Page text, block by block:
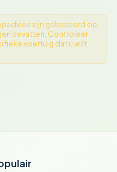
zijn gebaseerd op
bevatten. Controleer
voertuig dat u wilt